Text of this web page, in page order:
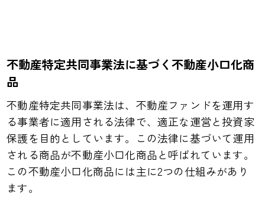
不動産特定共同事業法に基づく不動産小口化商
品
不動産特定共同事業法は、不動産ファンドを運用す
る事業者に適用される法律で、適正な運営と投資家
保護を目的としています。この法律に基づいて運用
される商品が不動産小口化商品と呼ばれています。
この不動産小口化商品には主に2つの仕組みがあり
ます。